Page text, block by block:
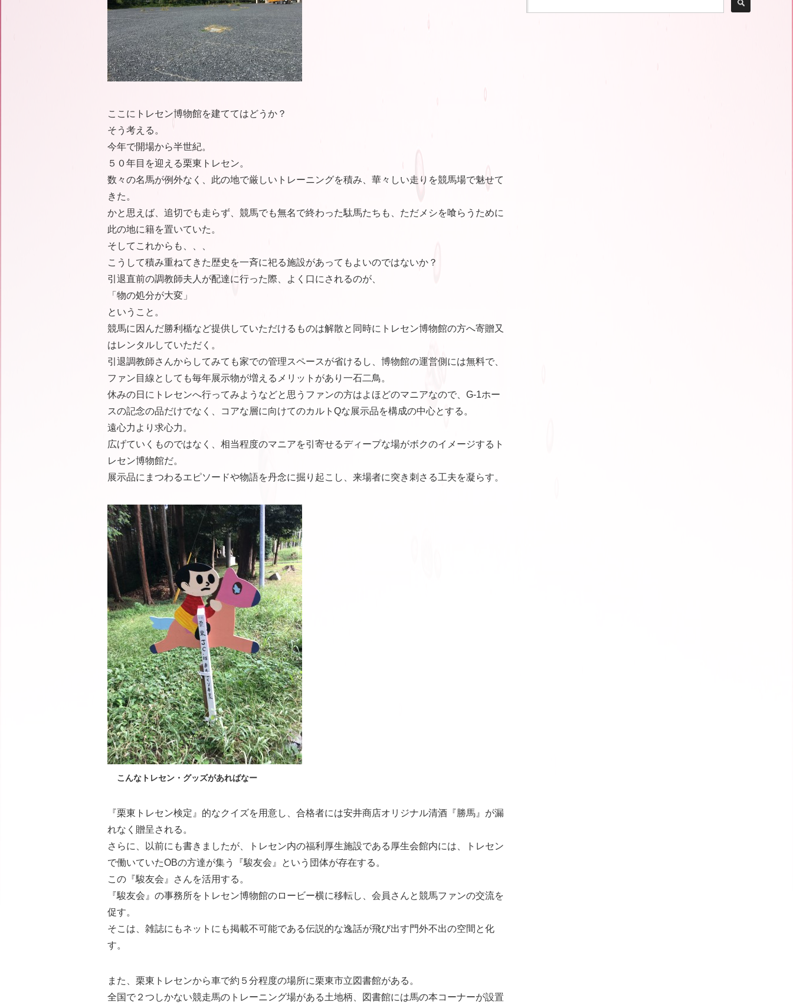
ここにトレセン博物館を建ててはどうか？
そう考える。
今年で開場から半世紀。
５０年目を迎える栗東トレセン。
数々の名馬が例外なく、此の地で厳しいトレーニングを積み、華々しい走りを競馬場で魅せて
きた。
かと思えば、追切でも走らず、競馬でも無名で終わった駄馬たちも、ただメシを喰らうために
此の地に籍を置いていた。
そしてこれからも、、、
こうして積み重ねてきた歴史を一斉に祀る施設があってもよいのではないか？
引退直前の調教師夫人が配達に行った際、よく口にされるのが、
「物の処分が大変」
ということ。
競馬に因んだ勝利楯など提供していただけるものは解散と同時にトレセン博物館の方へ寄贈又
はレンタルしていただく。
引退調教師さんからしてみても家での管理スペースが省けるし、博物館の運営側には無料で、
ファン目線としても毎年展示物が増えるメリットがあり一石二鳥。
休みの日にトレセンへ行ってみようなどと思うファンの方はよほどのマニアなので、G-1ホー
スの記念の品だけでなく、コアな層に向けてのカルトQな展示品を構成の中心とする。
遠心力より求心力。
広げていくものではなく、相当程度のマニアを引寄せるディープな場がボクのイメージするト
レセン博物館だ。
展示品にまつわるエピソードや物語を丹念に掘り起こし、来場者に突き刺さる工夫を凝らす。
こんなトレセン・グッズがあればなー
『栗東トレセン検定』的なクイズを用意し、合格者には安井商店オリジナル清酒『勝馬』が漏
れなく贈呈される。
さらに、以前にも書きましたが、トレセン内の福利厚生施設である厚生会館内には、トレセン
で働いていたOBの方達が集う『駿友会』という団体が存在する。
この『駿友会』さんを活用する。
『駿友会』の事務所をトレセン博物館のロービー横に移転し、会員さんと競馬ファンの交流を
促す。
そこは、雑誌にもネットにも掲載不可能である伝説的な逸話が飛び出す門外不出の空間と化
す。
また、栗東トレセンから車で約５分程度の場所に栗東市立図書館がある。
全国で２つしかない競走馬のトレーニング場がある土地柄、図書館には馬の本コーナーが設置